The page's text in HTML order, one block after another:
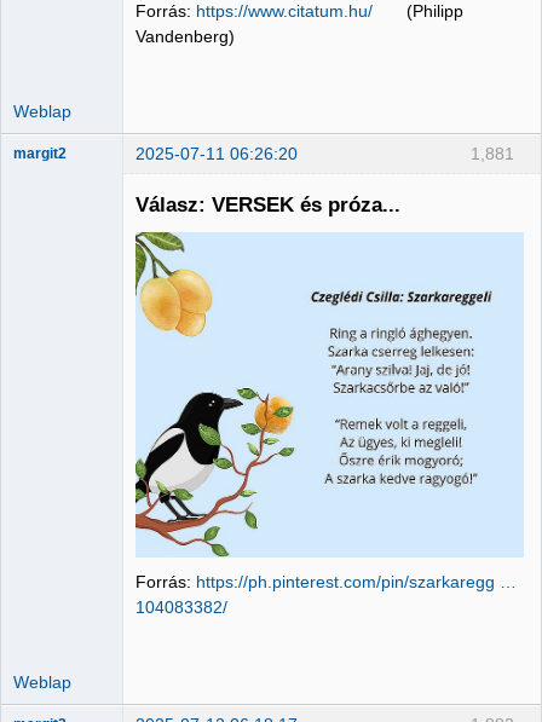
Forrás: https://www.citatum.hu/ (Philipp
Vandenberg)
Weblap
1,881
margit2 2025-07-11 06:26:20
Válasz: VERSEK és próza...
Forrás: https://ph.pinterest.com/pin/szarkaregg …
104083382/
Weblap